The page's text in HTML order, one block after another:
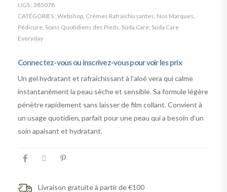
UGS : 385078
CATÉGORIES : Webshop Crèmes Rafraîchissantes Nos Marques
Pédicure Soins Quotidiens des Pieds Süda Care Süda Care
Everyday
Connectez-vous ou inscrivez-vous pour voir les prix
Un gel hydratant et rafraîchissant à l’aloé vera qui calme
instantanément la peau sèche et sensible. Sa formule légère
pénètre rapidement sans laisser de film collant. Convient à
un usage quotidien, parfait pour une peau qui a besoin d’un
soin apaisant et hydratant.
Livraison gratuite à partir de €100